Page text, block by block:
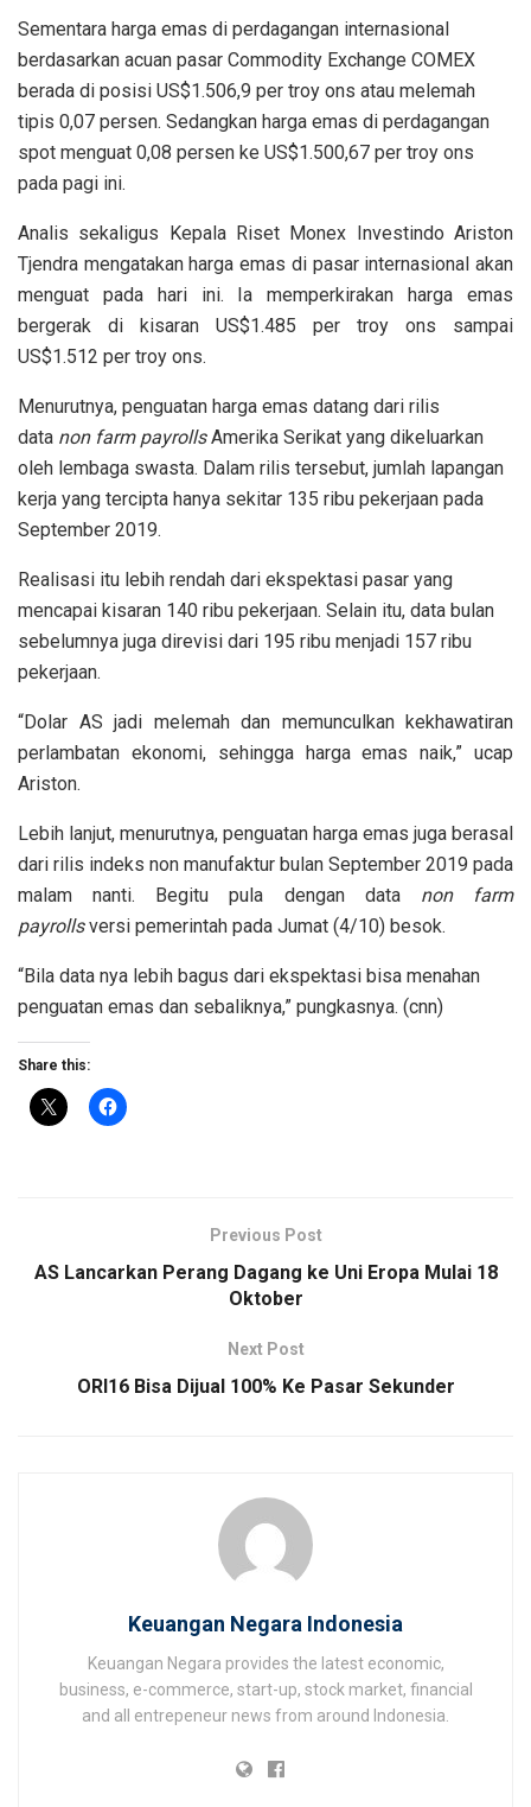
Sementara harga emas di perdagangan internasional
berdasarkan acuan pasar Commodity Exchange COMEX
berada di posisi US$1.506,9 per troy ons atau melemah
tipis 0,07 persen. Sedangkan harga emas di perdagangan
spot menguat 0,08 persen ke US$1.500,67 per troy ons
pada pagi ini.
Analis sekaligus Kepala Riset Monex Investindo Ariston
Tjendra mengatakan harga emas di pasar internasional akan
menguat pada hari ini. Ia memperkirakan harga emas
bergerak di kisaran US$1.485 per troy ons sampai
US$1.512 per troy ons.
Menurutnya, penguatan harga emas datang dari rilis
data non farm payrollsAmerika Serikat yang dikeluarkan
oleh lembaga swasta. Dalam rilis tersebut, jumlah lapangan
kerja yang tercipta hanya sekitar 135 ribu pekerjaan pada
September 2019.
Realisasi itu lebih rendah dari ekspektasi pasar yang
mencapai kisaran 140 ribu pekerjaan. Selain itu, data bulan
sebelumnya juga direvisi dari 195 ribu menjadi 157 ribu
pekerjaan.
“Dolar AS jadi melemah dan memunculkan kekhawatiran
perlambatan ekonomi, sehingga harga emas naik,” ucap
Ariston.
Lebih lanjut, menurutnya, penguatan harga emas juga berasal
dari rilis indeks non manufaktur bulan September 2019 pada
malam nanti. Begitu pula dengan data non farm
payrollsversi pemerintah pada Jumat (4/10) besok.
“Bila data nya lebih bagus dari ekspektasi bisa menahan
penguatan emas dan sebaliknya,” pungkasnya. (cnn)
Share this:
Previous Post
AS Lancarkan Perang Dagang ke Uni Eropa Mulai 18
Oktober
Next Post
ORI16 Bisa Dijual 100% Ke Pasar Sekunder
Keuangan Negara Indonesia
Keuangan Negara provides the latest economic,
business, e-commerce, start-up, stock market, financial
and all entrepeneur news from around Indonesia.